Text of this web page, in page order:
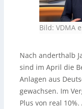
Bild: VDMA
Nach anderthalb
sind im April die
Anlagen aus
gewachsen. Im
Plus von real